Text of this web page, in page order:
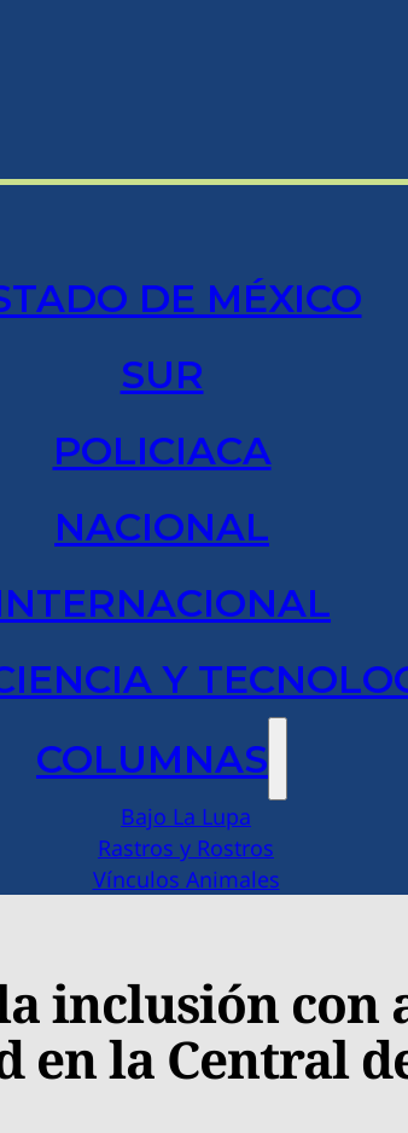
DE MÉXICO
SUR
POLICIACA
NACIONAL
Y
COLUMNAS
Bajo La Lupa
Rastros y Rostros
Vínculos Animales
inclusión con
en la Central